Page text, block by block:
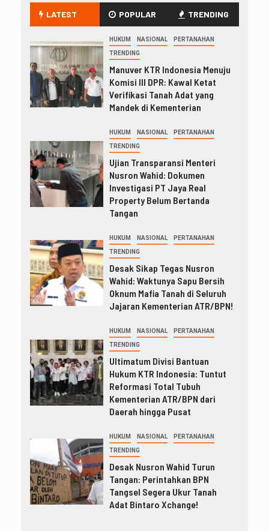
LATEST POPULAR TRENDING
HUKUM NASIONAL PERTANAHAN
TRENDING
Manuver KTR Indonesia Menuju
Komisi III DPR: Kawal Ketat
Verifikasi Tanah Adat yang
Mandek di Kementerian
HUKUM NASIONAL PERTANAHAN
TRENDING
Ujian Transparansi Menteri
Nusron Wahid: Dokumen
Investigasi PT Jaya Real
Property Belum Bertanda
Tangan
HUKUM NASIONAL PERTANAHAN
TRENDING
Desak Sikap Tegas Nusron
Wahid: Waktunya Sapu Bersih
Oknum Mafia Tanah di Seluruh
Jajaran Kementerian ATR/BPN!
HUKUM NASIONAL PERTANAHAN
TRENDING
Ultimatum Divisi Bantuan
Hukum KTR Indonesia: Tuntut
Reformasi Total Tubuh
Kementerian ATR/BPN dari
Daerah hingga Pusat
HUKUM NASIONAL PERTANAHAN
TRENDING
Desak Nusron Wahid Turun
Tangan: Perintahkan BPN
Tangsel Segera Ukur Tanah
Adat Bintaro Xchange!